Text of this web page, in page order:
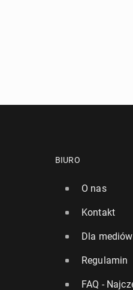
BIURO
O nas
Kontakt
Dla mediów
Regulamin